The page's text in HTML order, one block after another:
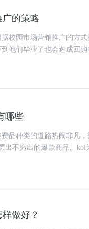
的策略
校园市场营销推广的方
他们毕业了也会造成回购
哪些
品种类的道路热闹非凡
出不穷出的爆款商品。kol
做好？